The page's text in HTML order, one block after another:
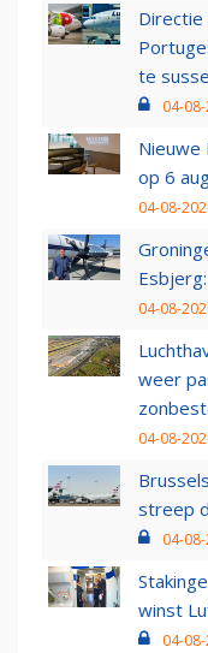
te
04-
Nieuwe
op 6
04-08-
04-08-
weer
04-08-
streep
04-
winst
04-